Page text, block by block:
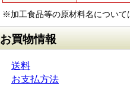
※加工食品等の原材料名について
お買物情報
送料
お支払方法